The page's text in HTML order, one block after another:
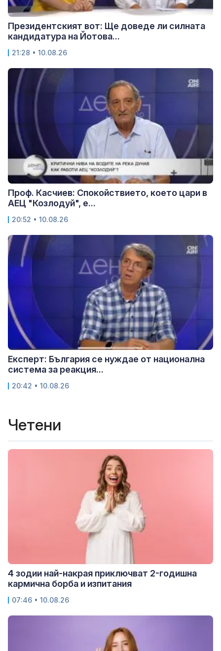
Президентският вот: Ще доведе ли силната
кандидатура на Йотова...
21:28 • 10.08.26
Проф. Касчиев: Спокойствието, което цари в
АЕЦ "Козлодуй", е...
20:52 • 10.08.26
Експерт: България се нуждае от национална
система за реакция...
20:42 • 10.08.26
Четени
4 зодии най-накрая приключват 2-годишна
кармична борба и изпитания
07:46 • 10.08.26